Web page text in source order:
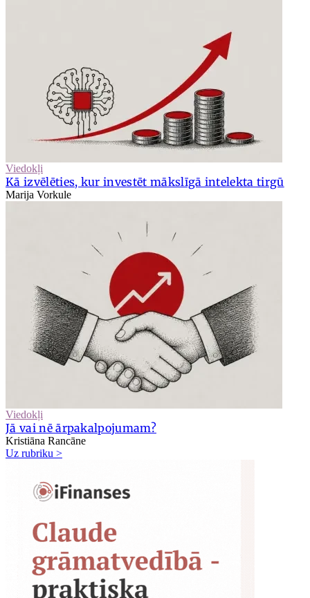
Viedokļi
Kā izvēlēties, kur investēt mākslīgā intelekta tirgū
Marija Vorkule
Viedokļi
Jā vai nē ārpakalpojumam?
Kristiāna Rancāne
Uz rubriku >